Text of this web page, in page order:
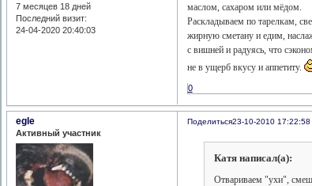
7 месяцев 18 дней
Последний визит:
24-04-2020 20:40:03
маслом, сахаром или мёдом.
Раскладываем по тарелкам,
жирную сметану и едим,
с вишней и радуясь, что
не в ущерб вкусу и аппетиту.
0
Поделиться23-10-2010 17:22:58
egle
Активный участник
Катя написал(а):
Отвариваем "ухи",